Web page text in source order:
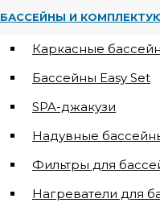
БАССЕЙНЫ И
Каркасные
Бассейны Easy Set
SPA-джакузи
Надувные
Фильтры для
Нагреватели для